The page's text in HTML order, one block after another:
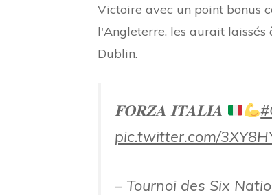
Victoire avec un point bonus
l'Angleterre, les aurait
Dublin.
𝐅𝐎𝐑𝐙𝐀 𝐈𝐓𝐀𝐋𝐈𝐀
pic.twitter.com/
– Tournoi des Six